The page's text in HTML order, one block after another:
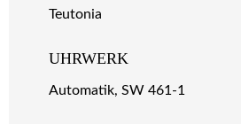
Teutonia
UHRWERK
Automatik, SW 461-1